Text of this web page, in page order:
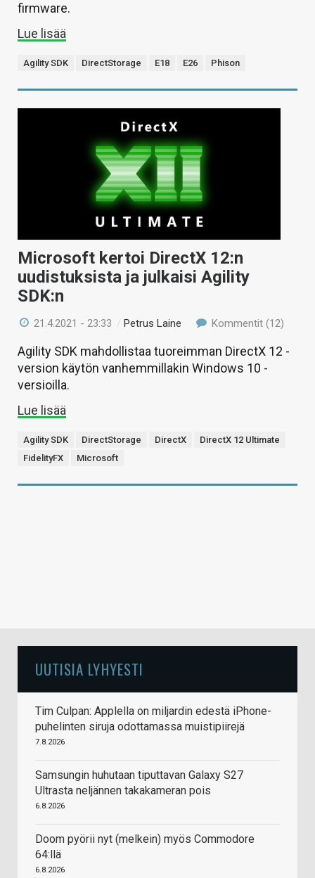
firmware.
Lue lisää
Agility SDK DirectStorage E18 E26 Phison
Microsoft kertoi DirectX 12:n
uudistuksista ja julkaisi Agility
SDK:n
21.4.2021 - 23:33 / Petrus Laine Kommentit (12)
Agility SDK mahdollistaa tuoreimman DirectX 12 -
version käytön vanhemmillakin Windows 10 -
versioilla.
Lue lisää
Agility SDK DirectStorage DirectX
DirectX 12 Ultimate
FidelityFX
Microsoft
UUTISIA LYHYESTI
Tim Culpan: Applella on miljardin edestä iPhone-
puhelinten siruja odottamassa muistipiirejä
7.8.2026
Samsungin huhutaan tiputtavan Galaxy S27
Ultrasta neljännen takakameran pois
6.8.2026
Doom pyörii nyt (melkein) myös Commodore
64:llä
6.8.2026